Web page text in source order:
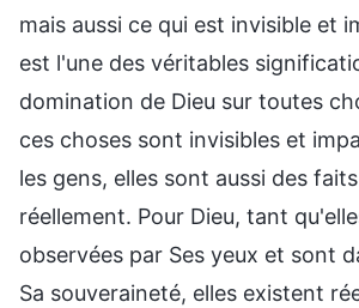
mais aussi ce qui est invisible et
est l'une des véritables
domination de Dieu sur toutes
ces choses sont invisibles et
les gens, elles sont aussi des
réellement. Pour Dieu, tant
observées par Ses yeux et sont
Sa souveraineté, elles existent